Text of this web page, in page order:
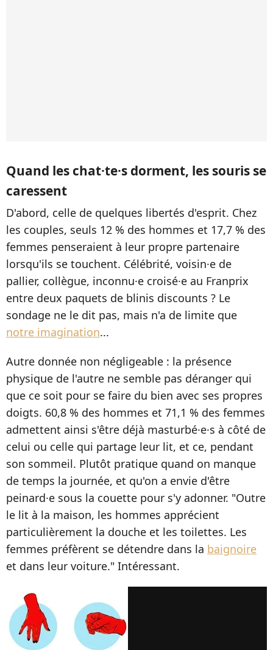
Quand les chat·te·s dorment, les souris se
caressent
D'abord, celle de quelques libertés d'esprit. Chez
les couples, seuls 12 % des hommes et 17,7 % des
femmes penseraient à leur propre partenaire
lorsqu'ils se touchent. Célébrité, voisin·e de
pallier, collègue, inconnu·e croisé·e au Franprix
entre deux paquets de blinis discounts ? Le
sondage ne le dit pas, mais n'a de limite que
notre imagination...
Autre donnée non négligeable : la présence
physique de l'autre ne semble pas déranger qui
que ce soit pour se faire du bien avec ses propres
doigts. 60,8 % des hommes et 71,1 % des femmes
admettent ainsi s'être déjà masturbé·e·s à côté de
celui ou celle qui partage leur lit, et ce, pendant
son sommeil. Plutôt pratique quand on manque
de temps la journée, et qu'on a envie d'être
peinard·e sous la couette pour s'y adonner. "Outre
le lit à la maison, les hommes apprécient
particulièrement la douche et les toilettes. Les
femmes préfèrent se détendre dans la baignoire
et dans leur voiture." Intéressant.